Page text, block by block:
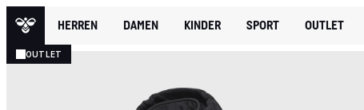
HERREN DAMEN KINDER SPORT OUTLET
OUTLET